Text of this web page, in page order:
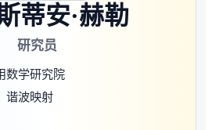
蒂安·赫勒
研究员
数学研究院
谐波映射